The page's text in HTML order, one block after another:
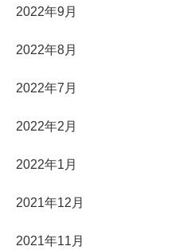
2022年9月
2022年8月
2022年7月
2022年2月
2022年1月
2021年12月
2021年11月